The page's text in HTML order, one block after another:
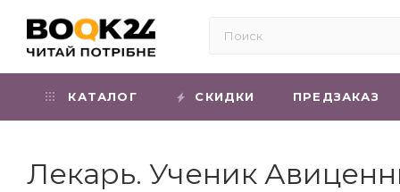
КАТАЛОГ СКИДКИ ПРЕДЗАКАЗ
Лекарь. Ученик